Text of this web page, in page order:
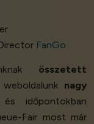
FanGo
összetett
nagy
időpontokban
Fair most már